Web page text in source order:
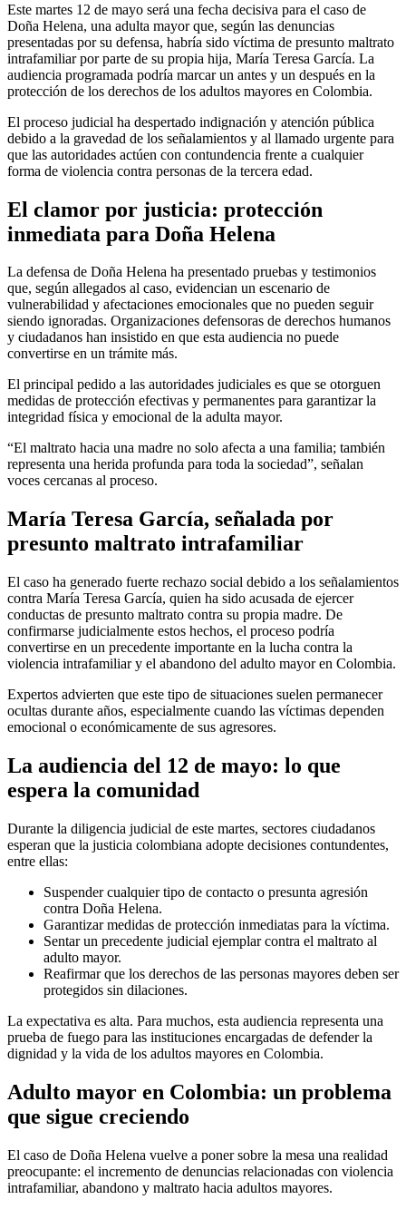
Este martes 12 de mayo será una fecha decisiva para el caso de
Doña Helena, una adulta mayor que, según las denuncias
presentadas por su defensa, habría sido víctima de presunto maltrato
intrafamiliar por parte de su propia hija, María Teresa García. La
audiencia programada podría marcar un antes y un después en la
protección de los derechos de los adultos mayores en Colombia.
El proceso judicial ha despertado indignación y atención pública
debido a la gravedad de los señalamientos y al llamado urgente para
que las autoridades actúen con contundencia frente a cualquier
forma de violencia contra personas de la tercera edad.
El clamor por justicia: protección
inmediata para Doña Helena
La defensa de Doña Helena ha presentado pruebas y testimonios
que, según allegados al caso, evidencian un escenario de
vulnerabilidad y afectaciones emocionales que no pueden seguir
siendo ignoradas. Organizaciones defensoras de derechos humanos
y ciudadanos han insistido en que esta audiencia no puede
convertirse en un trámite más.
El principal pedido a las autoridades judiciales es que se otorguen
medidas de protección efectivas y permanentes para garantizar la
integridad física y emocional de la adulta mayor.
“El maltrato hacia una madre no solo afecta a una familia; también
representa una herida profunda para toda la sociedad”, señalan
voces cercanas al proceso.
María Teresa García, señalada por
presunto maltrato intrafamiliar
El caso ha generado fuerte rechazo social debido a los señalamientos
contra María Teresa García, quien ha sido acusada de ejercer
conductas de presunto maltrato contra su propia madre. De
confirmarse judicialmente estos hechos, el proceso podría
convertirse en un precedente importante en la lucha contra la
violencia intrafamiliar y el abandono del adulto mayor en Colombia.
Expertos advierten que este tipo de situaciones suelen permanecer
ocultas durante años, especialmente cuando las víctimas dependen
emocional o económicamente de sus agresores.
La audiencia del 12 de mayo: lo que
espera la comunidad
Durante la diligencia judicial de este martes, sectores ciudadanos
esperan que la justicia colombiana adopte decisiones contundentes,
entre ellas:
Suspender cualquier tipo de contacto o presunta agresión
contra Doña Helena.
Garantizar medidas de protección inmediatas para la víctima.
Sentar un precedente judicial ejemplar contra el maltrato al
adulto mayor.
Reafirmar que los derechos de las personas mayores deben ser
protegidos sin dilaciones.
La expectativa es alta. Para muchos, esta audiencia representa una
prueba de fuego para las instituciones encargadas de defender la
dignidad y la vida de los adultos mayores en Colombia.
Adulto mayor en Colombia: un problema
que sigue creciendo
El caso de Doña Helena vuelve a poner sobre la mesa una realidad
preocupante: el incremento de denuncias relacionadas con violencia
intrafamiliar, abandono y maltrato hacia adultos mayores.